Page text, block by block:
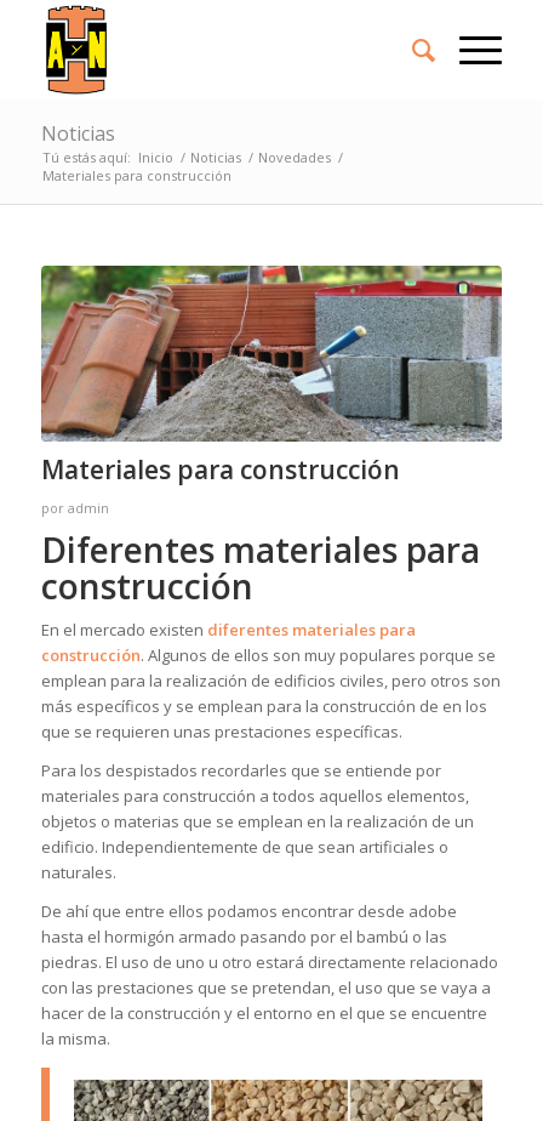
Noticias
Tú estás aquí: Inicio / Noticias / Novedades /
Materiales para construcción
Materiales para construcción
por admin
Diferentes materiales para
construcción
En el mercado existen diferentes materiales para
construcción. Algunos de ellos son muy populares porque se
emplean para la realización de edificios civiles, pero otros son
más específicos y se emplean para la construcción de en los
que se requieren unas prestaciones específicas.
Para los despistados recordarles que se entiende por
materiales para construcción a todos aquellos elementos,
objetos o materias que se emplean en la realización de un
edificio. Independientemente de que sean artificiales o
naturales.
De ahí que entre ellos podamos encontrar desde adobe
hasta el hormigón armado pasando por el bambú o las
piedras. El uso de uno u otro estará directamente relacionado
con las prestaciones que se pretendan, el uso que se vaya a
hacer de la construcción y el entorno en el que se encuentre
la misma.